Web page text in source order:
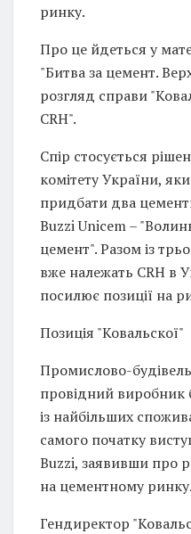
ринку.
Про це йдеться у
"Битва за цемент.
розгляд справи
CRH".
Спір стосується
комітету України,
придбати два
Buzzi Unicem –
цемент". Разом із
вже належать CRH в
посилює позиції на
Позиція "Ковальскої"
Промислово-
провідний виробник
із найбільших
самого початку
Buzzi, заявивши про
на цементному ринку.
Гендиректор